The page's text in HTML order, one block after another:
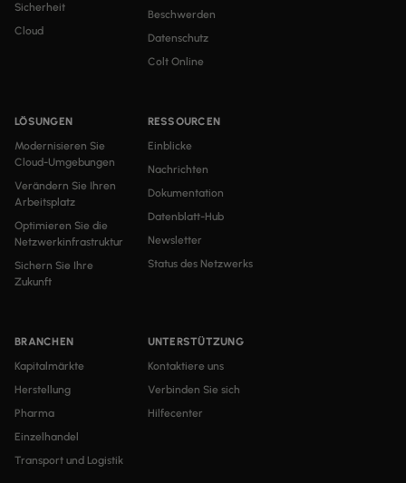
Sicherheit
Cloud
LÖSUNGEN
Modernisieren Sie
Cloud-Umgebungen
Verändern Sie Ihren
Arbeitsplatz
Optimieren Sie die
Netzwerkinfrastruktur
Sichern Sie Ihre
Zukunft
BRANCHEN
Kapitalmärkte
Herstellung
Pharma
Einzelhandel
Transport und Logistik
RESSOURCEN
Einblicke
Nachrichten
Dokumentation
Datenblatt-Hub
Newsletter
Status des Netzwerks
Beschwerden
Datenschutz
Colt Online
UNTERSTÜTZUNG
Kontaktiere uns
Verbinden Sie sich
Hilfecenter